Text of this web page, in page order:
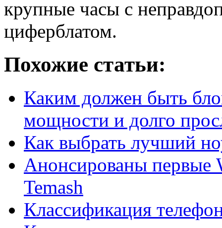
крупные часы с
циферблатом.
Похожие статьи:
Каким должен быть
мощности и долго
Как выбрать лучший
Анонсированы
Temash
Классификация